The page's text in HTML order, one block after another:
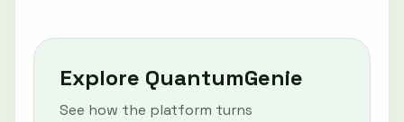
Explore QuantumGenie
See how the platform turns